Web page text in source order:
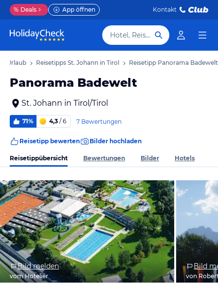
% Deals App öffnen Kontakt
Hotel, Reiseziel
Urlaub Reisetipps St. Johann in Tirol Reisetipp Panorama Badewelt
Panorama Badewelt
St. Johann in Tirol/Tirol
71% 4,3 / 6 7 Bewertungen
Reisetipp bewerten Bilder hochladen
Reisetippübersicht Bewertungen Bilder Hotels
Bild melden
vom Hotelier
Bild
von